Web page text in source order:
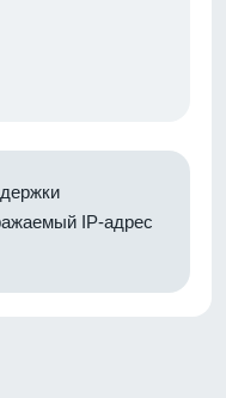
IP-адрес